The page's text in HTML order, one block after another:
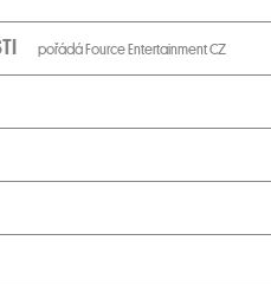
pořádá Fource Entertainment CZ